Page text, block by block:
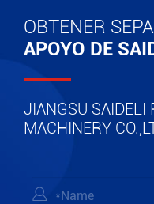
OBTENER
APOYO DE
JIANGSU SAIDELI
MACHINERY
